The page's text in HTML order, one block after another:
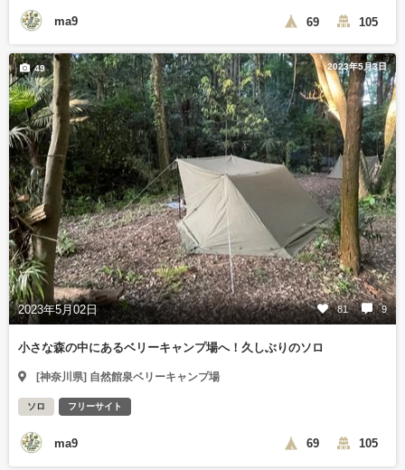
ma9 69 105
2023年5月3日
2023年5月02日 81 9
49
小さな森の中にあるベリーキャンプ場へ！久しぶりのソロ
[神奈川県] 自然館泉ベリーキャンプ場
ソロ フリーサイト
ma9 69 105